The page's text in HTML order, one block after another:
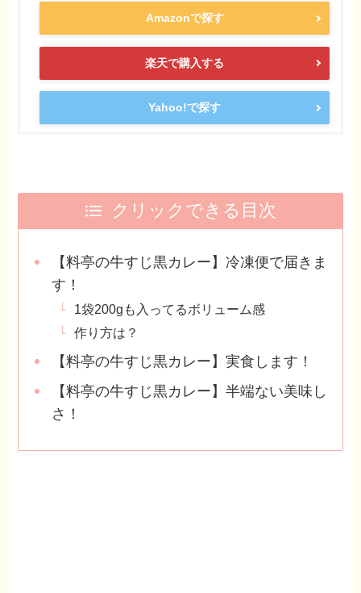
Amazonで探す
楽天で購入する
Yahoo!で探す
クリックできる目次
【料亭の牛すじ黒カレー】冷凍便で届きま
す！
1袋200gも入ってるボリューム感
作り方は？
【料亭の牛すじ黒カレー】実食します！
【料亭の牛すじ黒カレー】半端ない美味し
さ！